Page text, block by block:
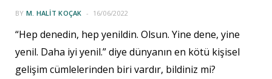
BY M. HALIT KOÇAK 16/06/2022
“Hep denedin, hep yenildin. Olsun. Yine dene, yine
yenil. Daha iyi yenil.” diye dünyanın en kötü kişisel
gelişim cümlelerinden biri vardır, bildiniz mi?